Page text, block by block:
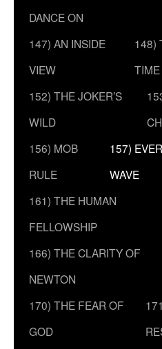
DANCE ON
147) AN INSIDE
VIEW
148)
TIME
152) THE JOKER’S
WILD
156) MOB
RULE
157)
WAVE
161) THE HUMAN
FELLOWSHIP
166) THE CLARITY OF
NEWTON
170) THE FEAR OF
GOD